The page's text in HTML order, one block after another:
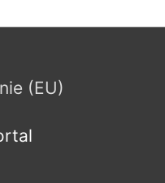
(EU)